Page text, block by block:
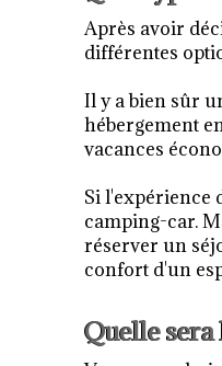
Après avoir
différentes
Il y a bien sûr
hébergement
vacances
Si l'expérience
camping-car.
réserver un
confort d'un
Quelle sera